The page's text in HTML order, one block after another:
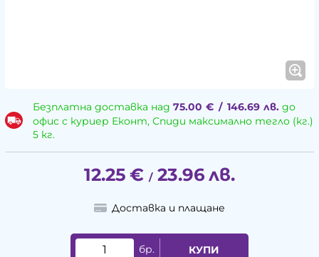
Безплатна доставка над 75.00 € / 146.69 лв.до
офис с куриер Еконт, Спиди максимално тегло (кг.)
5 кг.
12.25 € / 23.96 лв.
Доставка и плащане
бр. КУПИ